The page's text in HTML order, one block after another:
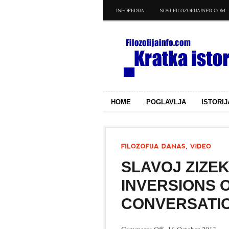
INFOPEDIJA NOVI.FILOZOFIJAINFO.COM
HOME POGLAVLJA
SLAVOJ
INVERSIONS